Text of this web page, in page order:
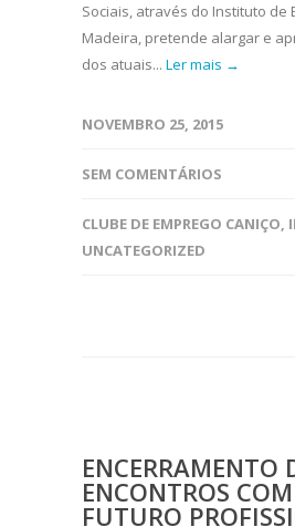
Sociais, através do Instituto de
Madeira, pretende alargar e
dos atuais... Ler mais →
NOVEMBRO 25, 2015
SEM COMENTÁRIOS
CLUBE DE EMPREGO CANIÇO,
UNCATEGORIZED
ENCERRAMENTO
ENCONTROS
FUTURO